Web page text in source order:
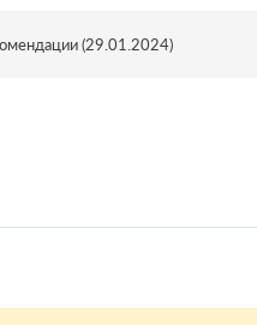
(29.01.2024)